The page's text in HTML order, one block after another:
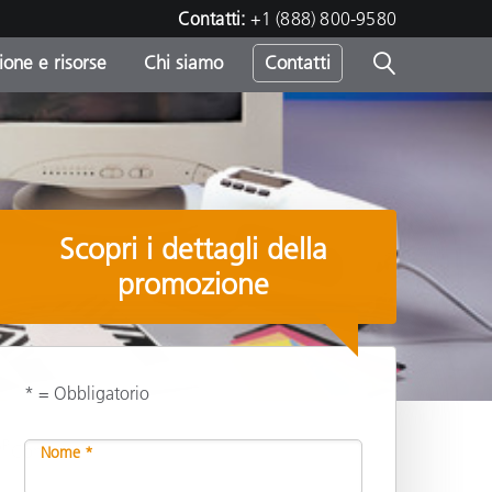
Contatti: +1 (888) 800-9580
e risorse Chi siamo Contatti
Condividi
Scopri i dettagli della
promozione
* = Obbligatorio
Nome *